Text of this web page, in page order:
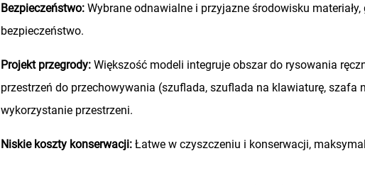
Bezpieczeństwo: Wybrane odnawialne i przyjazne środowisku
bezpieczeństwo.
Projekt przegrody: Większość modeli integruje obszar do rysowania
przestrzeń do przechowywania (szuflada, szuflada na klawiaturę, szafa
wykorzystanie przestrzeni.
Niskie koszty konserwacji: Łatwe w czyszczeniu i konserwacji,